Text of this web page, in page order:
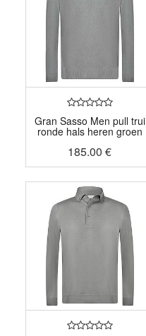
Gran Sasso Men pull trui
ronde hals heren groen
185.00 €